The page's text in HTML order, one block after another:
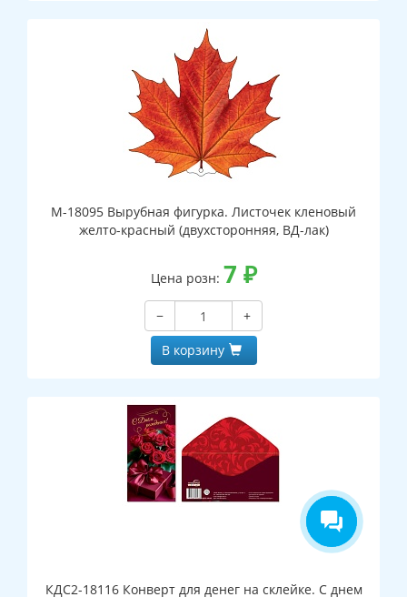
М-18095 Вырубная фигурка. Листочек кленовый
желто-красный (двухсторонняя, ВД-лак)
Цена розн: 7 ₽
−
+
В корзину
КДС2-18116 Конверт для денег на склейке. С днем